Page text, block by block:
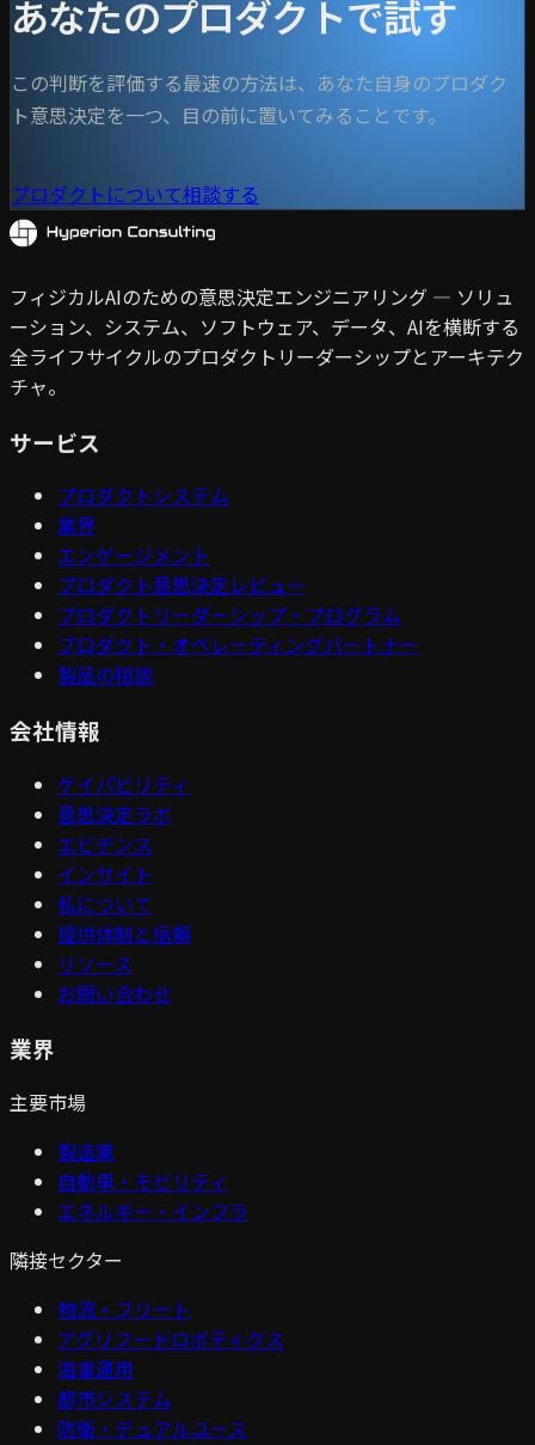
あなたのプロダクトで試す
この判断を評価する最速の方法は、あなた自身のプロダク
ト意思決定を一つ、目の前に置いてみることです。
プロダクトについて相談する
フィジカルAIのための意思決定エンジニアリング — ソリュ
ーション、システム、ソフトウェア、データ、AIを横断する
全ライフサイクルのプロダクトリーダーシップとアーキテク
チャ。
サービス
プロダクトシステム
業界
エンゲージメント
プロダクト意思決定レビュー
プロダクトリーダーシップ・プログラム
プロダクト・オペレーティングパートナー
製品の相談
会社情報
ケイパビリティ
意思決定ラボ
エビデンス
インサイト
私について
提供体制と信頼
リソース
お問い合わせ
業界
主要市場
製造業
自動車・モビリティ
エネルギー・インフラ
隣接セクター
物流・フリート
アグリフードロボティクス
海事運用
都市システム
防衛・デュアルユース